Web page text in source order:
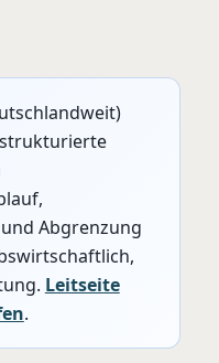
Abgrenzung
Leitseite
.